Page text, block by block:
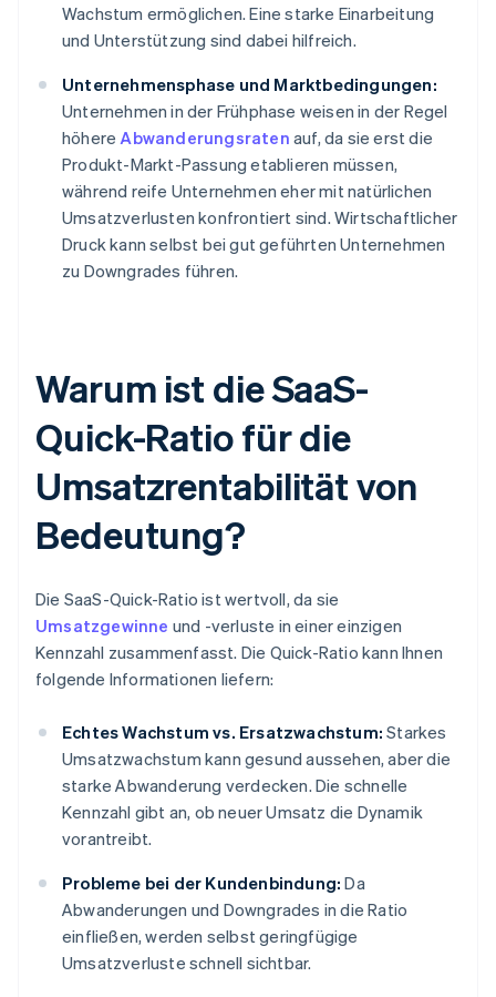
Wachstum ermöglichen. Eine starke Einarbeitung
und Unterstützung sind dabei hilfreich.
Unternehmensphase und Marktbedingungen:
Unternehmen in der Frühphase weisen in der Regel
höhereAbwanderungsraten auf, da sie erst die
Produkt-Markt-Passung etablieren müssen,
während reife Unternehmen eher mit natürlichen
Umsatzverlusten konfrontiert sind. Wirtschaftlicher
Druck kann selbst bei gut geführten Unternehmen
zu Downgrades führen.
Warum ist die SaaS-
Quick-Ratio für die
Umsatzrentabilität von
Bedeutung?
Die SaaS-Quick-Ratio ist wertvoll, da sie
Umsatzgewinne und -verluste in einer einzigen
Kennzahl zusammenfasst. Die Quick-Ratio kann Ihnen
folgende Informationen liefern:
Echtes Wachstum vs. Ersatzwachstum: Starkes
Umsatzwachstum kann gesund aussehen, aber die
starke Abwanderung verdecken. Die schnelle
Kennzahl gibt an, ob neuer Umsatz die Dynamik
vorantreibt.
Probleme bei der Kundenbindung: Da
Abwanderungen und Downgrades in die Ratio
einfließen, werden selbst geringfügige
Umsatzverluste schnell sichtbar.